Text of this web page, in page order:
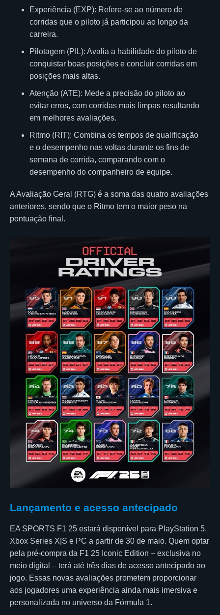
Experiência (EXP): Refere-se ao número de
corridas que o piloto já participou ao longo da
carreira.
Pilotagem (PIL): Avalia a habilidade do piloto de
conquistar boas posições e concluir corridas em
posições mais altas.
Atenção (ATE): Mede a precisão do piloto ao
evitar erros, com corridas mais limpas resultando
em melhores avaliações.
Ritmo (RIT): Combina os tempos de qualificação
e o desempenho nas voltas durante os fins de
semana de corrida, comparando com o
desempenho do companheiro de equipe.
A Avaliação Geral (RTG) é a soma das quatro avaliações
anteriores, sendo que o Ritmo tem o maior peso na
pontuação final.
Lançamento e acesso antecipado
EA SPORTS F1 25 estará disponível para PlayStation 5,
Xbox Series X|S e PC a partir de 30 de maio. Quem optar
pela pré-compra da F1 25 Iconic Edition – exclusiva no
meio digital – terá até três dias de acesso antecipado ao
jogo. Essas novas avaliações prometem proporcionar
aos jogadores uma experiência ainda mais imersiva e
personalizada no universo da Fórmula 1.